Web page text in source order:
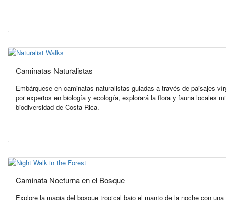
Caminatas Naturalistas
Embárquese en caminatas naturalistas guiadas a través de paisajes
por expertos en biología y ecología, explorará la flora y fauna locales
biodiversidad de Costa Rica.
Caminata Nocturna en el Bosque
Explore la magia del bosque tropical bajo el manto de la noche con